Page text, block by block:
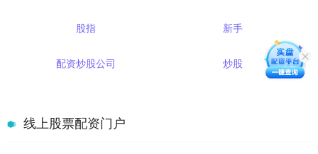
股指 新手
配资炒股公司 炒股
线上股票配资门户